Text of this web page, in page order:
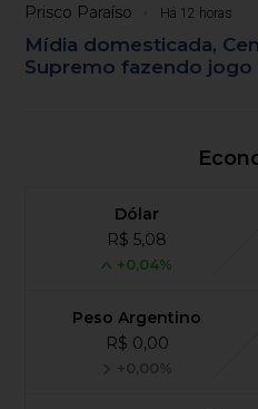
Prisco Paraíso Há 12 horas
Mídia domesticada,
Supremo fazendo jogo
Dólar
R$ 5,08
+0,04%
Peso Argentino
R$ 0,00
+0,00%